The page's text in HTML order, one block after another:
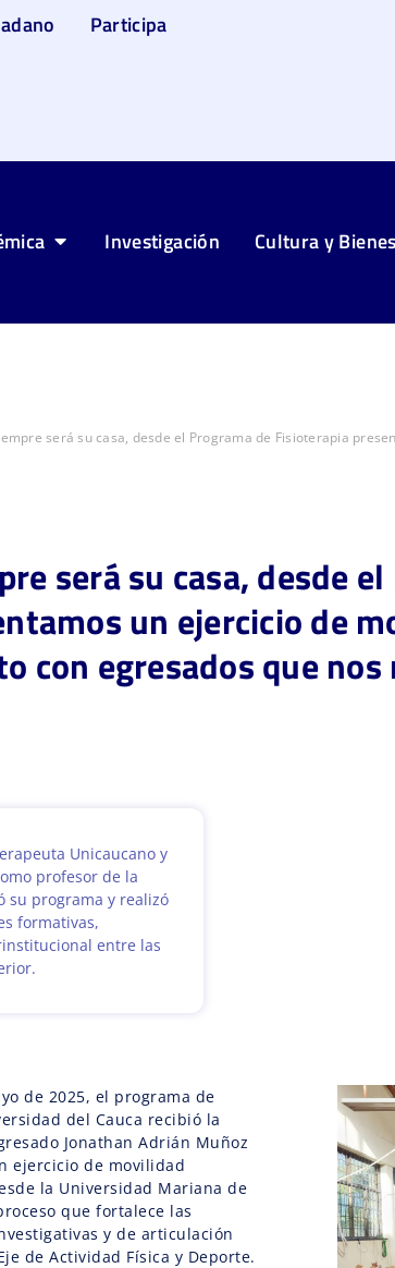
Participa
Investigación Cultura y
será su casa, desde el Programa de Fisioterapia
será su casa, desde
un ejercicio de
con egresados que
Unicaucano y
profesor de la
su programa y realizó
formativas,
entre las
de 2025, el programa de
del Cauca recibió la
Jonathan Adrián Muñoz
ejercicio de movilidad
la Universidad Mariana de
que fortalece las
y de articulación
de Actividad Física y Deporte.